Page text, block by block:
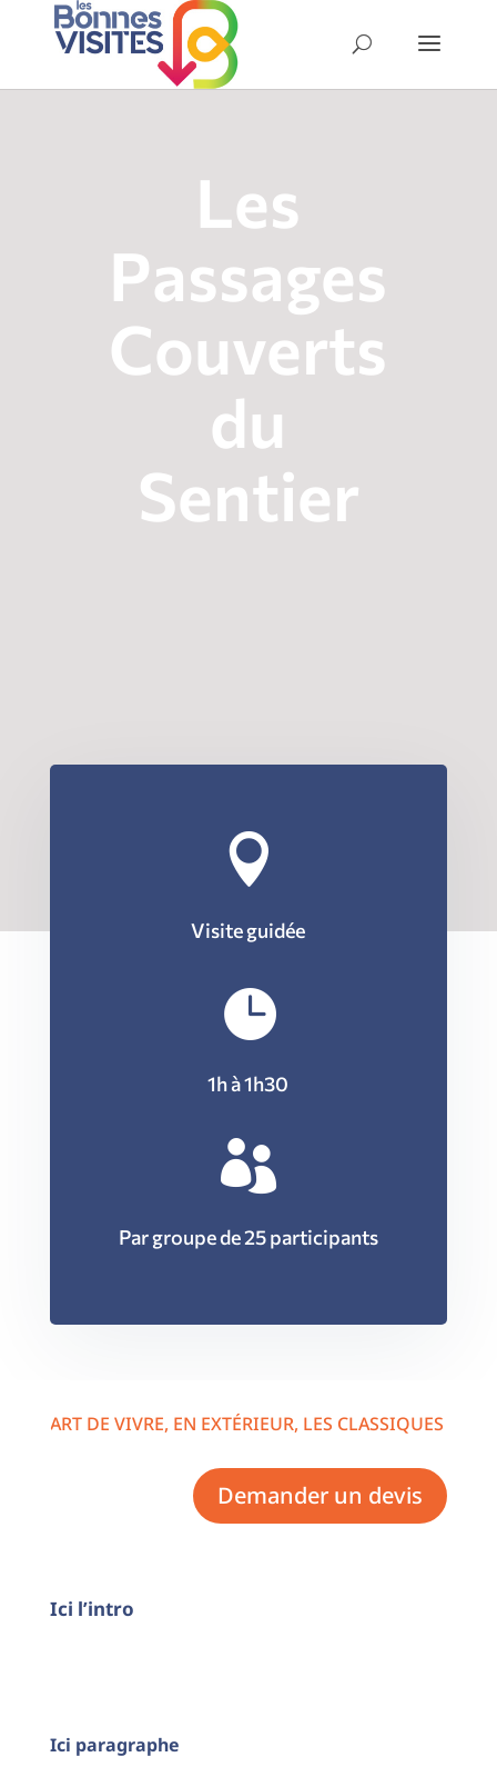
Les
Passages
Couverts
du
Sentier

Visite guidée

1h à 1h30

Par groupe de 25 participants
ART DE VIVRE, EN EXTÉRIEUR, LES CLASSIQUES
Demander un devis
Ici l’intro
Ici paragraphe